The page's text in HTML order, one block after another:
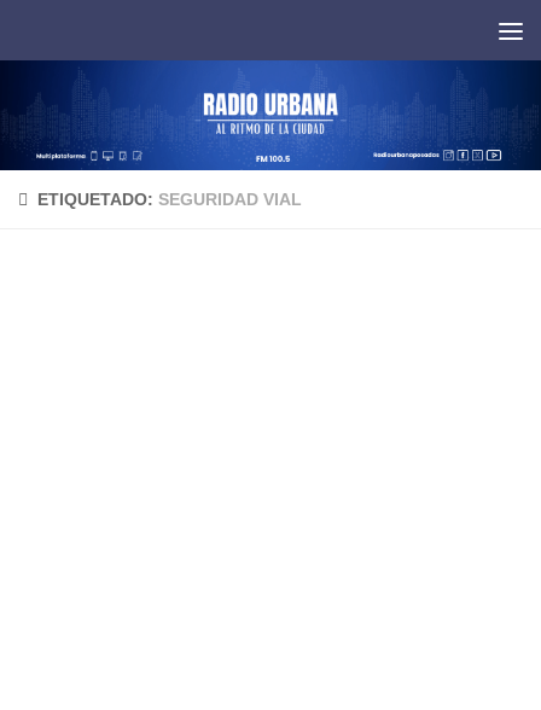
ETIQUETADO: SEGURIDAD VIAL